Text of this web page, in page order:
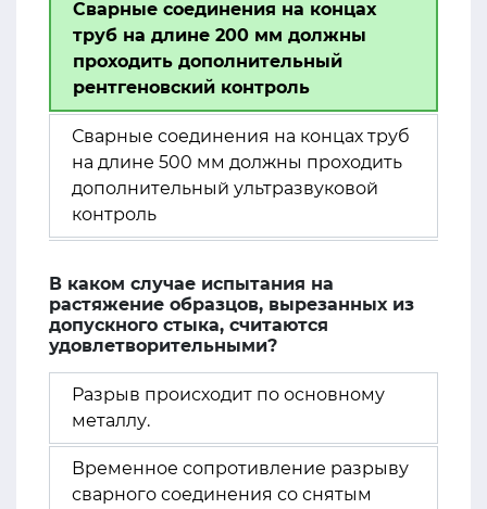
Сварные соединения на концах
труб на длине 200 мм должны
проходить дополнительный
рентгеновский контроль
Сварные соединения на концах труб
на длине 500 мм должны проходить
дополнительный ультразвуковой
контроль
В каком случае испытания на
растяжение образцов, вырезанных из
допускного стыка, считаются
удовлетворительными?
Разрыв происходит по основному
металлу.
Временное сопротивление разрыву
сварного соединения со снятым